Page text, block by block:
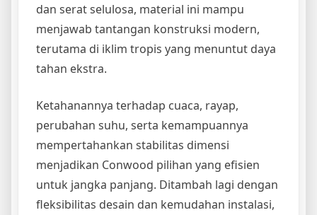
dan serat selulosa, material ini mampu
menjawab tantangan konstruksi modern,
terutama di iklim tropis yang menuntut daya
tahan ekstra.
Ketahanannya terhadap cuaca, rayap,
perubahan suhu, serta kemampuannya
mempertahankan stabilitas dimensi
menjadikan Conwood pilihan yang efisien
untuk jangka panjang. Ditambah lagi dengan
fleksibilitas desain dan kemudahan instalasi,